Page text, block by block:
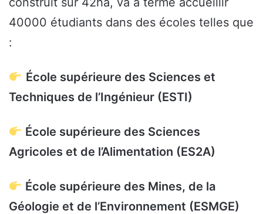
40000 étudiants dans des écoles telles que
:
École supérieure des Sciences et
Techniques de l’Ingénieur (ESTI)
École supérieure des Sciences
Agricoles et de l’Alimentation (ES2A)
École supérieure des Mines, de la
Géologie et de l’Environnement (ESMGE)